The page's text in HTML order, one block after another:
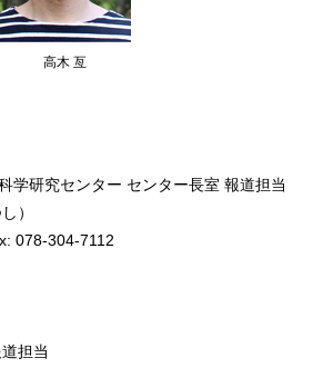
高木 亙
学研究センター センター長室 報道担当
）
078-304-7112
担当